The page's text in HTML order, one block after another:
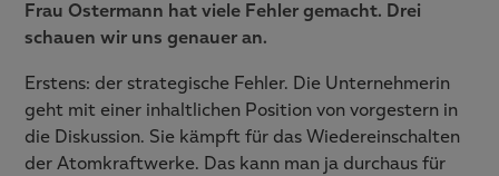
Frau Ostermann hat viele Fehler gemacht. Drei
schauen wir uns genauer an.
Erstens: der strategische Fehler. Die Unternehmerin
geht mit einer inhaltlichen Position von vorgestern in
die Diskussion. Sie kämpft für das Wiedereinschalten
der Atomkraftwerke. Das kann man ja durchaus für